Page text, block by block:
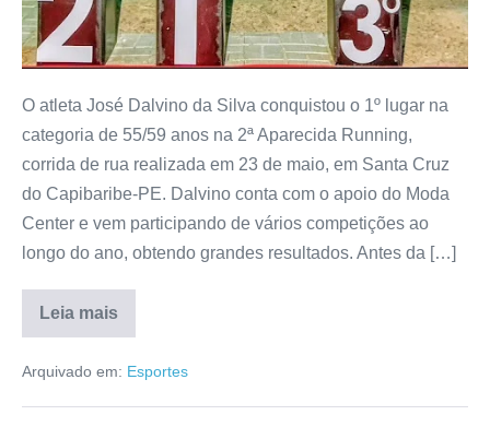
O atleta José Dalvino da Silva conquistou o 1º lugar na
categoria de 55/59 anos na 2ª Aparecida Running,
corrida de rua realizada em 23 de maio, em Santa Cruz
do Capibaribe-PE. Dalvino conta com o apoio do Moda
Center e vem participando de vários competições ao
longo do ano, obtendo grandes resultados. Antes da […]
Leia mais
Arquivado em: Esportes